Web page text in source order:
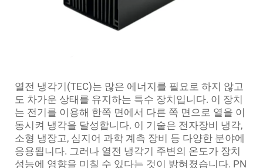
열전 냉각기(TEC)는 많은 에너지를 필요로 하지 않고
도 차가운 상태를 유지하는 특수 장치입니다. 이 장치
는 전기를 이용해 한쪽 면에서 다른 쪽 면으로 열을 이
동시켜 냉각을 달성합니다. 이 기술은 전자장비 냉각,
소형 냉장고, 심지어 과학 계측 장비 등 다양한 분야에
응용됩니다. 그러나 열전 냉각기 주변의 온도가 장치
성능에 영향을 미칠 수 있다는 것이 밝혀졌습니다. PN